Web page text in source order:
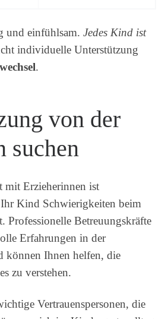
und einfühlsam. Jedes Kind ist
individuelle Unterstützung
.
von der
suchen
mit Erzieherinnen ist
Kind Schwierigkeiten beim
Professionelle Betreuungskräfte
Erfahrungen in der
können Ihnen helfen, die
zu verstehen.
Vertrauenspersonen, die